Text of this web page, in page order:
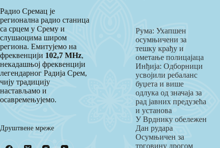
Радио Сремац је
регионална радио станица
са срцем у Срему и
слушаоцима широм
региона. Емитујемо на
фреквенцији 102,7 MHz,
некадашњој фреквенцији
легендарног Радија Срем,
чију традицију
настављамо и
осавремењујемо.
Друштвене мреже
Рума: Ухапшен
осумњичени за
тешку крађу и
ометање полицајаца
Инђија: Одборници
усвојили ребаланс
буџета и више
одлука од значаја за
рад јавних предузећа
и установа
У Врднику обележен
Дан рудара
Осумњичен за
трговину дрогом